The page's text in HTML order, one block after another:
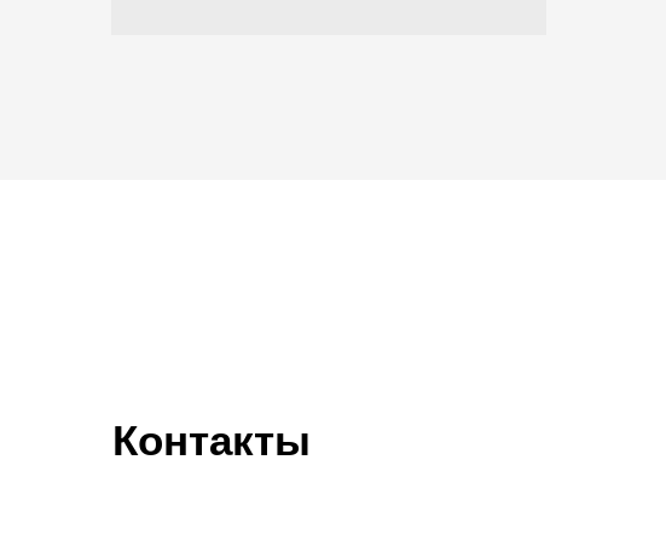
Контакты